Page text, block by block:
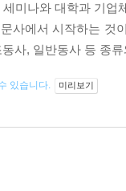
미나와 대학과 기
사에서 시작하는 것
사, 일반동사 등 종
있습니다. 미리보기